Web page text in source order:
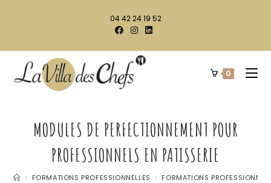
04 42 24 19 52
0
MODULES DE PERFECTIONNEMENT POUR
PROFESSIONNELS EN PATISSERIE
> FORMATIONS PROFESSIONNELLES > FORMATIONS